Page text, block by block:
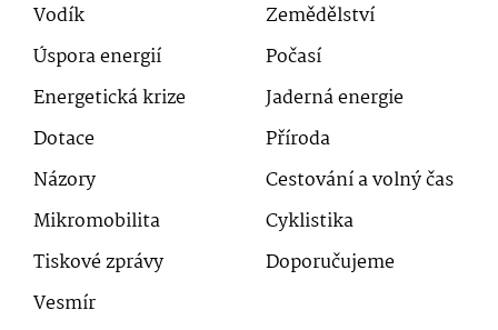
Vodík
Zemědělství
Úspora energií
Počasí
Energetická krize
Jaderná energie
Dotace
Příroda
Názory
Cestování a volný čas
Mikromobilita
Cyklistika
Tiskové zprávy
Doporučujeme
Vesmír